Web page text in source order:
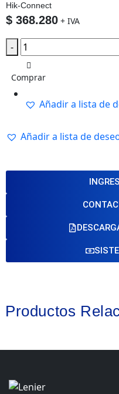
Hik-Connect
$ 368.280 + IVA
-
Comprar
Añadir a lista de
Añadir a lista de
Productos